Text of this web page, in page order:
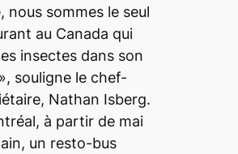
nous sommes le seul
au Canada qui
insectes dans son
souligne le chef-
Nathan Isberg.
à partir de mai
un resto-bus